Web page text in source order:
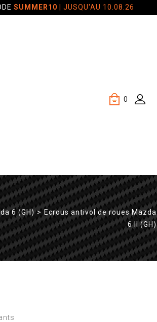
SUMMER10 | JUSQU'AU 10.08.26
0
6 (GH) > Ecrous antivol de roues Mazda
6 II (GH)